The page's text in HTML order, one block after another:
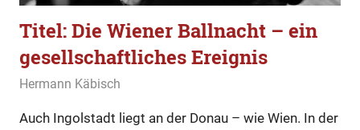
Titel: Die Wiener Ballnacht – ein
gesellschaftliches Ereignis
16. Februar 2020
Hermann Käbisch
Auch Ingolstadt liegt an der Donau – wie Wien. In der